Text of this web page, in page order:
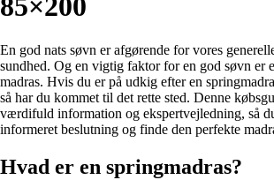
85×200
En god nats søvn er afgørende for vores
sundhed. Og en vigtig faktor for en god søvn er
madras. Hvis du er på udkig efter en
så har du kommet til det rette sted. Denne
værdifuld information og ekspertvejledning, så
informeret beslutning og finde den perfekte
Hvad er en springmadras?